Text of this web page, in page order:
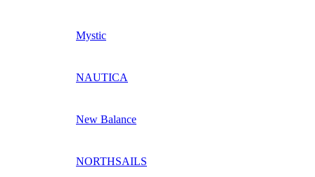
Mystic
NAUTICA
New Balance
NORTHSAILS